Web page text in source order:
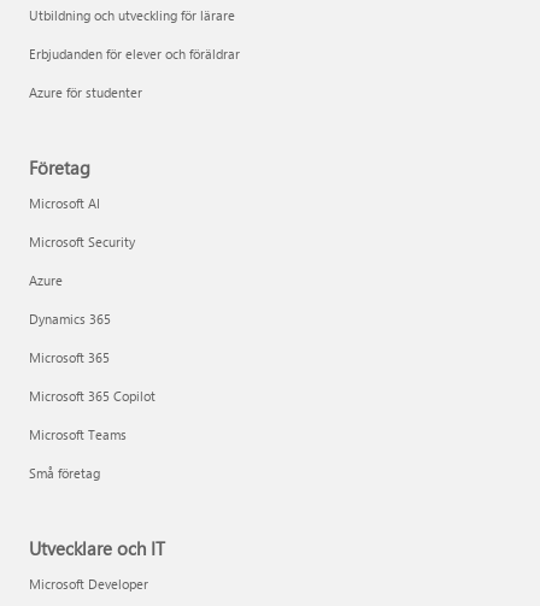
Utbildning och utveckling för lärare
Erbjudanden för elever och föräldrar
Azure för studenter
Företag
Microsoft AI
Microsoft Security
Azure
Dynamics 365
Microsoft 365
Microsoft 365 Copilot
Microsoft Teams
Små företag
Utvecklare och IT
Microsoft Developer